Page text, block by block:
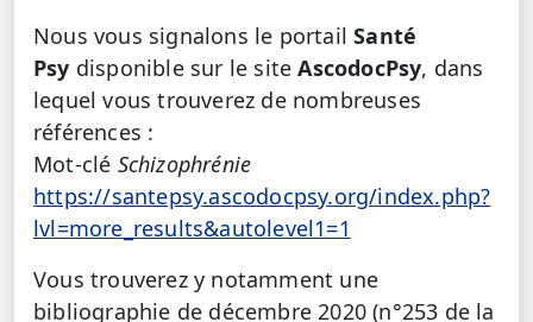
Nous vous signalons le portail Santé
Psy disponible sur le site AscodocPsy, dans
lequel vous trouverez de nombreuses
références :
Mot-clé Schizophrénie
https://santepsy.ascodocpsy.org/index.php?
lvl=more_results&autolevel1=1
Vous trouverez y notamment une
bibliographie de décembre 2020 (n°253 de la